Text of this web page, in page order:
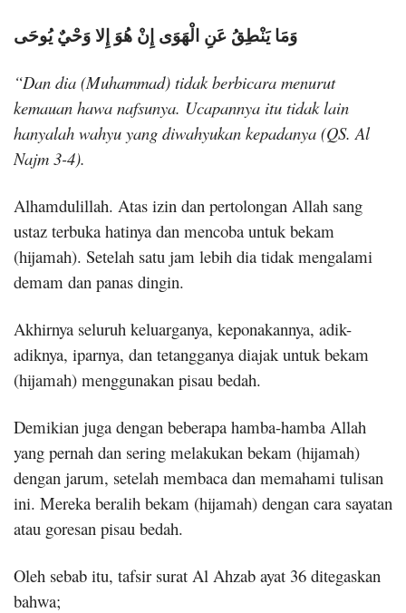
وَمَا يَنْطِقُ عَنِ الْهَوَى إِنْ هُوَ إِلا وَحْيٌ يُوحَى
“Dan dia (Muhammad) tidak berbicara menurut
kemauan hawa nafsunya. Ucapannya itu tidak lain
hanyalah wahyu yang diwahyukan kepadanya (QS. Al
Najm 3-4).
Alhamdulillah. Atas izin dan pertolongan Allah sang
ustaz terbuka hatinya dan mencoba untuk bekam
(hijamah). Setelah satu jam lebih dia tidak mengalami
demam dan panas dingin.
Akhirnya seluruh keluarganya, keponakannya, adik-
adiknya, iparnya, dan tetangganya diajak untuk bekam
(hijamah) menggunakan pisau bedah.
Demikian juga dengan beberapa hamba-hamba Allah
yang pernah dan sering melakukan bekam (hijamah)
dengan jarum, setelah membaca dan memahami tulisan
ini. Mereka beralih bekam (hijamah) dengan cara sayatan
atau goresan pisau bedah.
Oleh sebab itu, tafsir surat Al Ahzab ayat 36 ditegaskan
bahwa;